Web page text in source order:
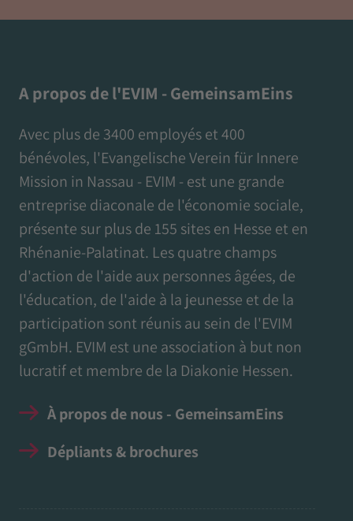
A propos de l'EVIM - GemeinsamEins
Avec plus de 3400 employés et 400
bénévoles, l'Evangelische Verein für Innere
Mission in Nassau - EVIM - est une grande
entreprise diaconale de l'économie sociale,
présente sur plus de 155 sites en Hesse et en
Rhénanie-Palatinat. Les quatre champs
d'action de l'aide aux personnes âgées, de
l'éducation, de l'aide à la jeunesse et de la
participation sont réunis au sein de l'EVIM
gGmbH. EVIM est une association à but non
lucratif et membre de la Diakonie Hessen.
À propos de nous - GemeinsamEins
Dépliants & brochures